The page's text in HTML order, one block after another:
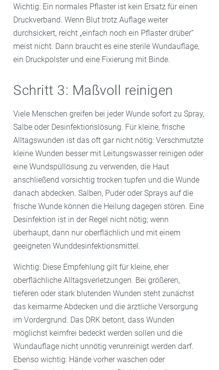
Wichtig: Ein normales Pflaster ist kein Ersatz für einen
Druckverband. Wenn Blut trotz Auflage weiter
durchsickert, reicht „einfach noch ein Pflaster drüber“
meist nicht. Dann braucht es eine sterile Wundauflage,
ein Druckpolster und eine Fixierung mit Binde.
Schritt 3: Maßvoll reinigen
Viele Menschen greifen bei jeder Wunde sofort zu Spray,
Salbe oder Desinfektionslösung. Für kleine, frische
Alltagswunden ist das oft gar nicht nötig: Verschmutzte
kleine Wunden besser mit Leitungswasser reinigen oder
eine Wundspüllösung zu verwenden, die Haut
anschließend vorsichtig trocken tupfen und die Wunde
danach abdecken. Salben, Puder oder Sprays auf die
frische Wunde können die Heilung dagegen stören. Eine
Desinfektion ist in der Regel nicht nötig; wenn
überhaupt, dann nur oberflächlich und mit einem
geeigneten Wunddesinfektionsmittel.
Wichtig: Diese Empfehlung gilt für kleine, eher
oberflächliche Alltagsverletzungen. Bei größeren,
tieferen oder stark blutenden Wunden steht zunächst
das keimarme Abdecken und die ärztliche Versorgung
im Vordergrund. Das DRK betont, dass Wunden
möglichst keimfrei bedeckt werden sollen und die
Wundauflage nicht unnötig verunreinigt werden darf.
Ebenso wichtig: Hände vorher waschen oder